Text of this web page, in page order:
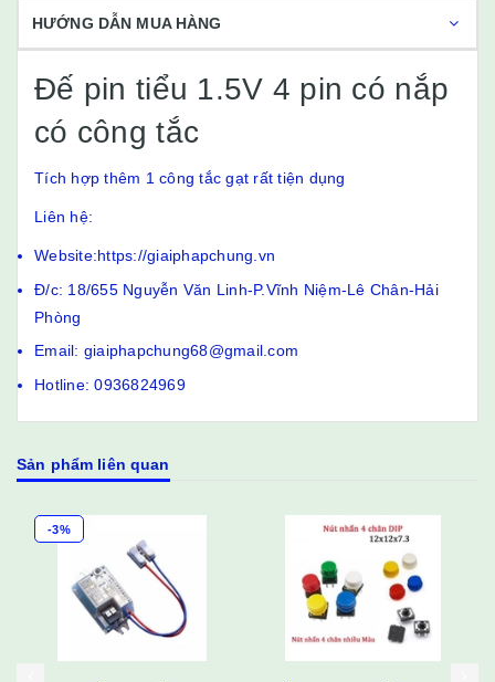
HƯỚNG DẪN MUA HÀNG
Đế pin tiểu 1.5V 4 pin có nắp
có công tắc
Tích hợp thêm 1 công tắc gạt rất tiện dụng
Liên hệ:
Website:https://giaiphapchung.vn
Đ/c: 18/655 Nguyễn Văn Linh-P.Vĩnh Niệm-Lê Chân-Hải
Phòng
Email: giaiphapchung68@gmail.com
Hotline: 0936824969
Sản phẩm liên quan